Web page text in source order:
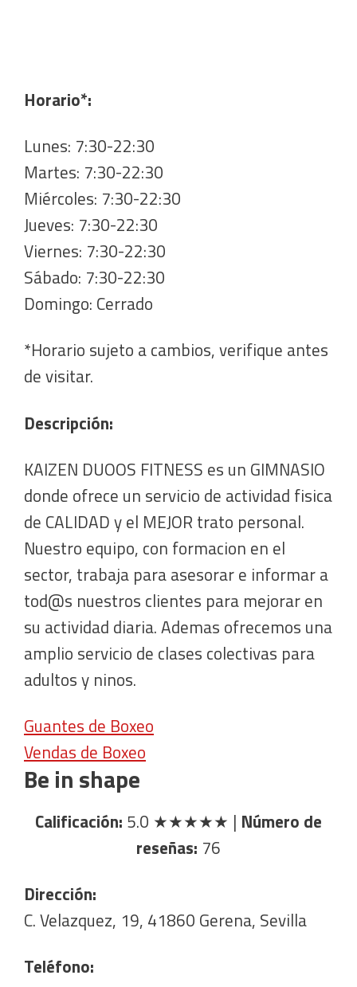
Horario*:
Lunes: 7:30-22:30
Martes: 7:30-22:30
Miércoles: 7:30-22:30
Jueves: 7:30-22:30
Viernes: 7:30-22:30
Sábado: 7:30-22:30
Domingo: Cerrado
*Horario sujeto a cambios, verifique antes
de visitar.
Descripción:
KAIZEN DUOOS FITNESS es un GIMNASIO
donde ofrece un servicio de actividad fisica
de CALIDAD y el MEJOR trato personal.
Nuestro equipo, con formacion en el
sector, trabaja para asesorar e informar a
tod@s nuestros clientes para mejorar en
su actividad diaria. Ademas ofrecemos una
amplio servicio de clases colectivas para
adultos y ninos.
Guantes de Boxeo
Vendas de Boxeo
Be in shape
Calificación: 5.0 ★★★★★ | Número de
reseñas: 76
Dirección:
C. Velazquez, 19, 41860 Gerena, Sevilla
Teléfono: